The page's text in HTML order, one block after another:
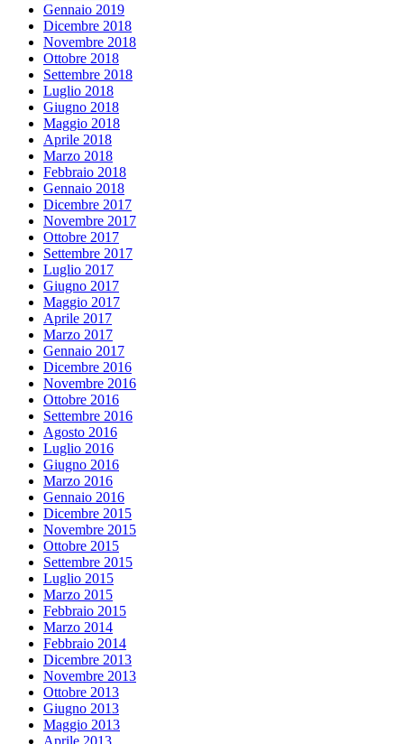
Gennaio 2019
Dicembre 2018
Novembre 2018
Ottobre 2018
Settembre 2018
Luglio 2018
Giugno 2018
Maggio 2018
Aprile 2018
Marzo 2018
Febbraio 2018
Gennaio 2018
Dicembre 2017
Novembre 2017
Ottobre 2017
Settembre 2017
Luglio 2017
Giugno 2017
Maggio 2017
Aprile 2017
Marzo 2017
Gennaio 2017
Dicembre 2016
Novembre 2016
Ottobre 2016
Settembre 2016
Agosto 2016
Luglio 2016
Giugno 2016
Marzo 2016
Gennaio 2016
Dicembre 2015
Novembre 2015
Ottobre 2015
Settembre 2015
Luglio 2015
Marzo 2015
Febbraio 2015
Marzo 2014
Febbraio 2014
Dicembre 2013
Novembre 2013
Ottobre 2013
Giugno 2013
Maggio 2013
Aprile 2013